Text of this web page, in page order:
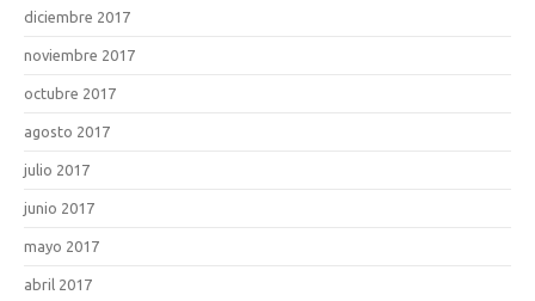
diciembre 2017
noviembre 2017
octubre 2017
agosto 2017
julio 2017
junio 2017
mayo 2017
abril 2017